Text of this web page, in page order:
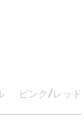
ピンク/レッド